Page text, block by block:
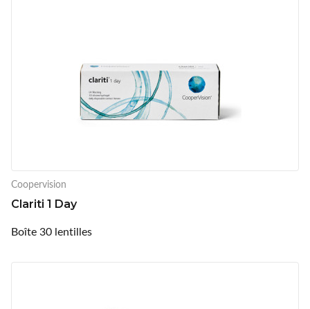
Coopervision
Clariti 1 Day
Boîte 30 lentilles